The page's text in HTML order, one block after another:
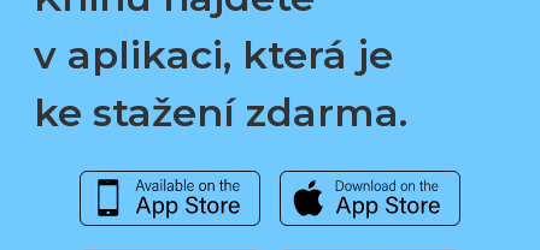
v aplikaci, která je
ke stažení zdarma.